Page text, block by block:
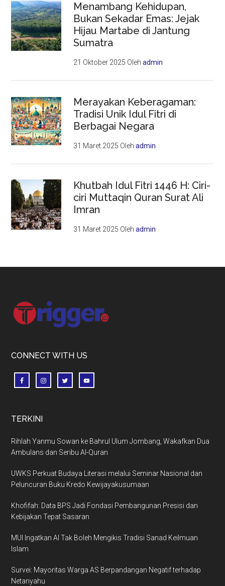
Menambang Kehidupan,
Bukan Sekadar Emas: Jejak
Hijau Martabe di Jantung
Sumatra
21 Oktober 2025 Olehadmin
Merayakan Keberagaman:
Tradisi Unik Idul Fitri di
Berbagai Negara
31 Maret 2025 Olehadmin
Khutbah Idul Fitri 1446 H: Ciri-
ciri Muttaqin Quran Surat Ali
Imran
31 Maret 2025 Olehadmin
Footer
CONNECT WITH US
TERKINI
Rihlah Yanmu Sowan ke Bahrul Ulum Jombang, Wakafkan Dua
Ambulans dan Seribu Al-Quran
UWKS Perkuat Budaya Literasi melalui Seminar Nasional dan
Peluncuran Buku Kredo Kewijayakusumaan
Khofifah: Data BPS Jadi Fondasi Pembangunan Presisi dan
Kebijakan Tepat Sasaran
MUI Ingatkan AI Tak Boleh Mengikis Tradisi Sanad Keilmuan
Islam
Survei: Mayoritas Warga AS Berpandangan Negatif terhadap
Netanyahu